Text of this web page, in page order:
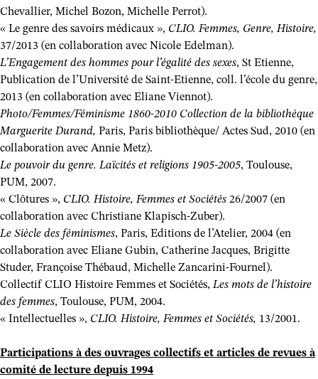
Chevallier, Michel Bozon, Michelle Perrot).
« Le genre des savoirs médicaux », CLIO. Femmes, Genre, Histoire,
37/2013 (en collaboration avec Nicole Edelman).
L’Engagement des hommes pour l’égalité des sexes, St Etienne,
Publication de l’Université de Saint-Etienne, coll. l’école du genre,
2013 (en collaboration avec Eliane Viennot).
Photo/Femmes/Féminisme 1860-2010 Collection de la bibliothèque
Marguerite Durand, Paris, Paris bibliothèque/ Actes Sud, 2010 (en
collaboration avec Annie Metz).
Le pouvoir du genre. Laïcités et religions 1905-2005, Toulouse,
PUM, 2007.
« Clôtures », CLIO. Histoire, Femmes et Sociétés 26/2007 (en
collaboration avec Christiane Klapisch-Zuber).
Le Siècle des féminismes, Paris, Editions de l’Atelier, 2004 (en
collaboration avec Eliane Gubin, Catherine Jacques, Brigitte
Studer, Françoise Thébaud, Michelle Zancarini-Fournel).
Collectif CLIO Histoire Femmes et Sociétés, Les mots de l’histoire
des femmes, Toulouse, PUM, 2004.
« Intellectuelles », CLIO. Histoire, Femmes et Sociétés, 13/2001.
Participations à des ouvrages collectifs et articles de revues à
comité de lecture depuis 1994